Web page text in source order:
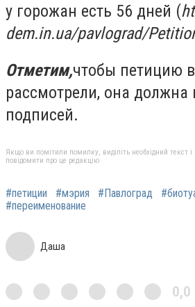
у горожан есть 56 дней (
dem.in.ua/pavlograd/
Отметим,чтобы петицию
рассмотрели, она должна
подписей.
Якщо ви помітили помилку, виділіть необхідний текст
повідомити про це редакцію
#петиции #мэрия #Павлоград
#переименование
Даша
0,0